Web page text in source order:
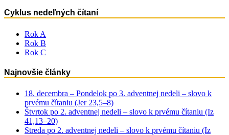
Cyklus nedeľných čítaní
Rok A
Rok B
Rok C
Najnovšie články
18. decembra – Pondelok po 3. adventnej nedeli – slovo k
prvému čítaniu (Jer 23,5–8)
Štvrtok po 2. adventnej nedeli – slovo k prvému čítaniu (Iz
41,13–20)
Streda po 2. adventnej nedeli – slovo k prvému čítaniu (Iz